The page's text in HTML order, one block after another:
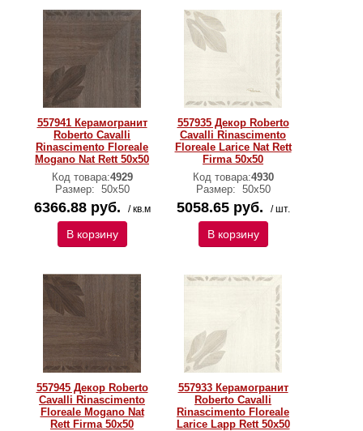
557941 Керамогранит
Roberto Cavalli
Rinascimento Floreale
Mogano Nat Rett 50х50
Код товара:4929
Размер: 50x50
6366.88 руб. / кв.м
В корзину
557935 Декор Roberto
Cavalli Rinascimento
Floreale Larice Nat Rett
Firma 50х50
Код товара:4930
Размер: 50x50
5058.65 руб. / шт.
В корзину
557945 Декор Roberto
Cavalli Rinascimento
Floreale Mogano Nat
Rett Firma 50х50
557933 Керамогранит
Roberto Cavalli
Rinascimento Floreale
Larice Lapp Rett 50x50